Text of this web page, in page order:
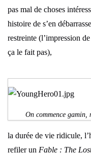
pas mal de choses
histoire de s’en
restreinte (l’impression
ça le fait pas),
On commence gamin,
la durée de vie ridicule,
refiler un Fable : The